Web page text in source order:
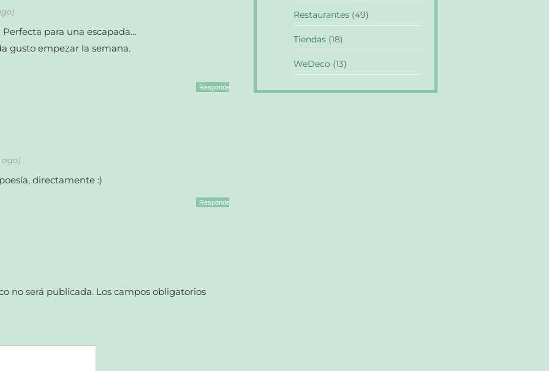
para una escapada…
gusto empezar la semana.
Responder
ago)
directamente :)
Responder
no será publicada. Los campos obligatorios
Restaurantes (49)
Tiendas (18)
WeDeco (13)